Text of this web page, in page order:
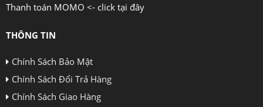
Thanh toán MOMO <- click tại đây
THÔNG TIN
Chính Sách Bảo Mật
Chính Sách Đổi Trả Hàng
Chính Sách Giao Hàng